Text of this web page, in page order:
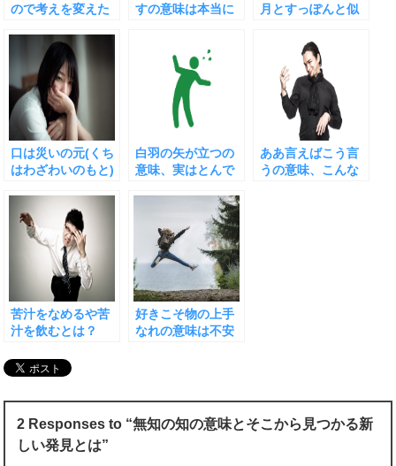
ので考えを変えた
すの意味は本当に
月とすっぽんと似
口は災いの元(くち
はわざわいのもと)
白羽の矢が立つの
意味、実はとんで
ああ言えばこう言
うの意味、こんな
苦汁をなめるや苦
汁を飲むとは？
についても
好きこそ物の上手
なれの意味は不安
2 Responses to “無知の知の意味とそこから見つかる新
しい発見とは”